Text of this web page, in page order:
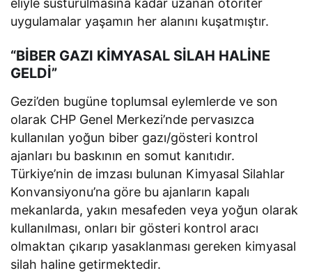
eliyle susturulmasına kadar uzanan otoriter
uygulamalar yaşamın her alanını kuşatmıştır.
“BİBER GAZI KİMYASAL SİLAH HALİNE
GELDİ”
Gezi’den bugüne toplumsal eylemlerde ve son
olarak CHP Genel Merkezi’nde pervasızca
kullanılan yoğun biber gazı/gösteri kontrol
ajanları bu baskının en somut kanıtıdır.
Türkiye’nin de imzası bulunan Kimyasal Silahlar
Konvansiyonu’na göre bu ajanların kapalı
mekanlarda, yakın mesafeden veya yoğun olarak
kullanılması, onları bir gösteri kontrol aracı
olmaktan çıkarıp yasaklanması gereken kimyasal
silah haline getirmektedir.